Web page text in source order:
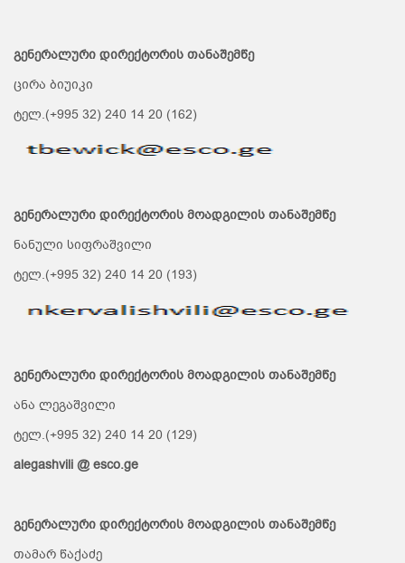
გენერალური დირექტორის თანაშემწე
ცირა ბიუიკი
ტელ.(+995 32) 240 14 20 (162)
გენერალური დირექტორის მოადგილის თანაშემწე
ნანული სიფრაშვილი
ტელ.(+995 32) 240 14 20 (193)
გენერალური დირექტორის მოადგილის თანაშემწე
ანა ლეგაშვილი
ტელ.(+995 32) 240 14 20 (129)
alegashvili @ esco.ge
გენერალური დირექტორის მოადგილის თანაშემწე
თამარ წაქაძე